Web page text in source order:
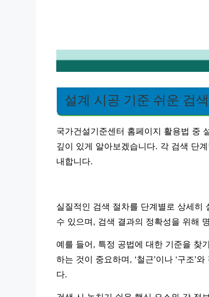
설계 시공 기준 쉬운 검
국가건설기준센터 홈페이지 활용법 중
깊이 있게 알아보겠습니다. 각 검색 단
내합니다.
실질적인 검색 절차를 단계별로 상세히
수 있으며, 검색 결과의 정확성을 위해
예를 들어, 특정 공법에 대한 기준을 찾
하는 것이 중요하며, ‘철근’이나 ‘구조’
다.